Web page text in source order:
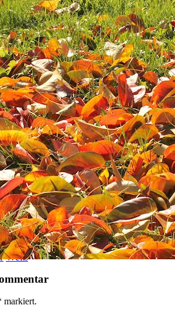
markiert.
Land
Buchempfehlung design DIY
Frühling Getestet
Kreativität
tipps Makro Monochrom
Schwarz-Weiß SEO Sommer
Streetfotografie TopDogs
Weiß